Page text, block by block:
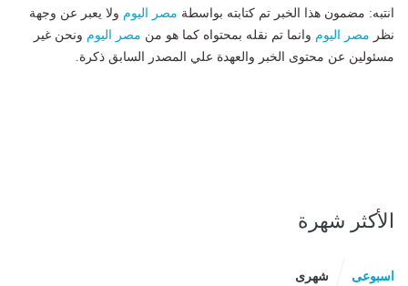
انتبه: مضمون هذا الخبر تم كتابته بواسطة مصر اليوم ولا يعبر عن وجهة
نظر مصر اليوم وانما تم نقله بمحتواه كما هو من مصر اليوم ونحن غير
مسئولين عن محتوى الخبر والعهدة علي المصدر السابق ذكرة.
الأكثر شهرة
اسبوعى شهرى